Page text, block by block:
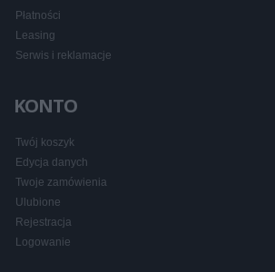
Płatności
Leasing
Serwis i reklamacje
KONTO
Twój koszyk
Edycja danych
Twoje zamówienia
Ulubione
Rejestracja
Logowanie